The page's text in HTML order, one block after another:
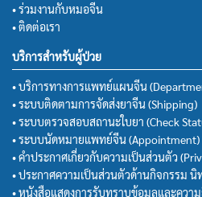
• ร่วมงานกับหมอจีน
• ติดต่อเรา
บริการสำหรับผู้ป่วย
• บริการทางการแพทย์แผนจีน
• ระบบติดตามการจัดส่งยาจีน (Shipping)
• ระบบตรวจสอบสถานะใบยา (Check
• ระบบนัดหมายแพทย์จีน (Appointment)
• คำประกาศเกี่ยวกับความเป็นส่วนตัว
• ประกาศความเป็นส่วนตัวด้านกิจกรรม นิ
• หนังสือแสดงการรับทราบข้อมูลและควา